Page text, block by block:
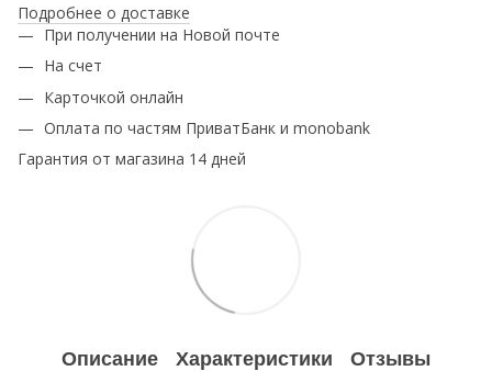
Подробнее о доставке
При получении на Новой почте
На счет
Карточкой онлайн
Оплата по частям ПриватБанк и monobank
Гарантия от магазина 14 дней
Описание Характеристики Отзывы